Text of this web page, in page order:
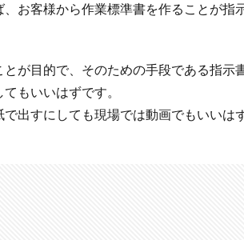
お客様から作業標準書を作ることが指
が目的で、そのための手段である指示
もいいはずです。
出すにしても現場では動画でもいいは